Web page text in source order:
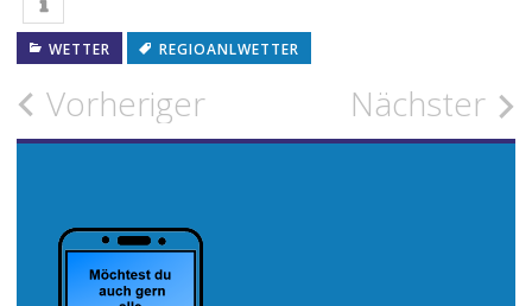
WETTER REGIOANLWETTER
Beitragsnavigation
Vorheriger Nächster